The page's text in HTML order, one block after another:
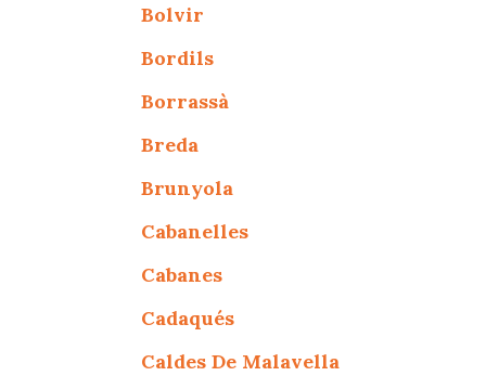
Bolvir
Bordils
Borrassà
Breda
Brunyola
Cabanelles
Cabanes
Cadaqués
Caldes De Malavella